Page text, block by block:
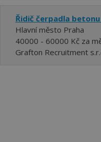
Řidič čerpadla betonu
Hlavní město Praha
40000 - 60000 Kč za
Grafton Recruitment